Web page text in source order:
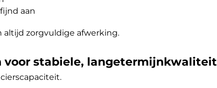
aan
altijd zorgvuldige afwerking.
voor stabiele, langetermijnkwaliteit